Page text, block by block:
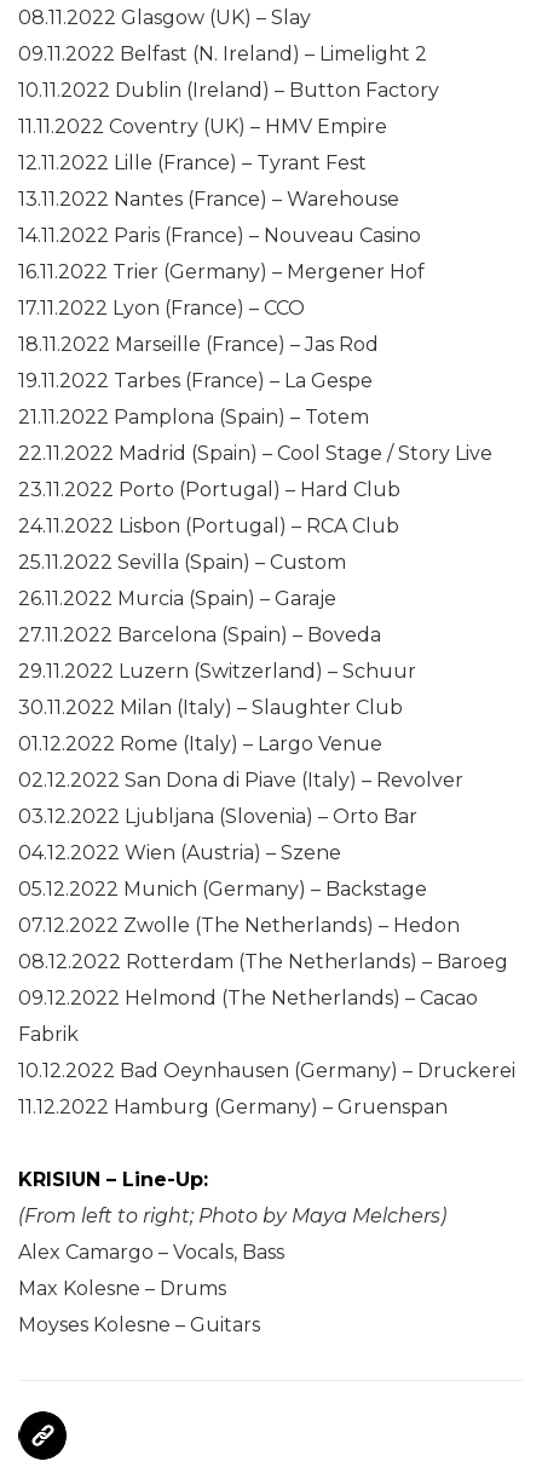
08.11.2022 Glasgow (UK) – Slay
09.11.2022 Belfast (N. Ireland) – Limelight 2
10.11.2022 Dublin (Ireland) – Button Factory
11.11.2022 Coventry (UK) – HMV Empire
12.11.2022 Lille (France) – Tyrant Fest
13.11.2022 Nantes (France) – Warehouse
14.11.2022 Paris (France) – Nouveau Casino
16.11.2022 Trier (Germany) – Mergener Hof
17.11.2022 Lyon (France) – CCO
18.11.2022 Marseille (France) – Jas Rod
19.11.2022 Tarbes (France) – La Gespe
21.11.2022 Pamplona (Spain) – Totem
22.11.2022 Madrid (Spain) – Cool Stage / Story Live
23.11.2022 Porto (Portugal) – Hard Club
24.11.2022 Lisbon (Portugal) – RCA Club
25.11.2022 Sevilla (Spain) – Custom
26.11.2022 Murcia (Spain) – Garaje
27.11.2022 Barcelona (Spain) – Boveda
29.11.2022 Luzern (Switzerland) – Schuur
30.11.2022 Milan (Italy) – Slaughter Club
01.12.2022 Rome (Italy) – Largo Venue
02.12.2022 San Dona di Piave (Italy) – Revolver
03.12.2022 Ljubljana (Slovenia) – Orto Bar
04.12.2022 Wien (Austria) – Szene
05.12.2022 Munich (Germany) – Backstage
07.12.2022 Zwolle (The Netherlands) – Hedon
08.12.2022 Rotterdam (The Netherlands) – Baroeg
09.12.2022 Helmond (The Netherlands) – Cacao
Fabrik
10.12.2022 Bad Oeynhausen (Germany) – Druckerei
11.12.2022 Hamburg (Germany) – Gruenspan
KRISIUN – Line-Up:
(From left to right; Photo by Maya Melchers)
Alex Camargo – Vocals, Bass
Max Kolesne – Drums
Moyses Kolesne – Guitars